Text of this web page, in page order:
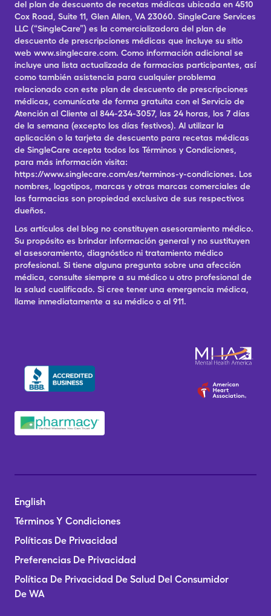
del plan de descuento de recetas médicas ubicada en 4510
Cox Road, Suite 11, Glen Allen, VA 23060. SingleCare Services
LLC (“SingleCare”) es la comercializadora del plan de
descuento de prescripciones médicas que incluye su sitio
web www.singlecare.com. Como información adicional se
incluye una lista actualizada de farmacias participantes, así
como también asistencia para cualquier problema
relacionado con este plan de descuento de prescripciones
médicas, comunícate de forma gratuita con el Servicio de
Atención al Cliente al 844-234-3057, las 24 horas, los 7 días
de la semana (excepto los días festivos). Al utilizar la
aplicación o la tarjeta de descuento para recetas médicas
de SingleCare acepta todos los Términos y Condiciones,
para más información visita:
https://www.singlecare.com/es/terminos-y-condiciones. Los
nombres, logotipos, marcas y otras marcas comerciales de
las farmacias son propiedad exclusiva de sus respectivos
dueños.
Los artículos del blog no constituyen asesoramiento médico.
Su propósito es brindar información general y no sustituyen
el asesoramiento, diagnóstico ni tratamiento médico
profesional. Si tiene alguna pregunta sobre una afección
médica, consulte siempre a su médico u otro profesional de
la salud cualificado. Si cree tener una emergencia médica,
llame inmediatamente a su médico o al 911.
English
Términos Y Condiciones
Políticas De Privacidad
Preferencias De Privacidad
Política De Privacidad De Salud Del Consumidor
De WA